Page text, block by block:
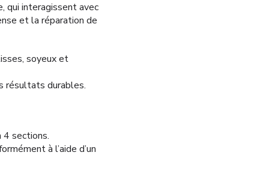
qui interagissent avec
et la réparation de
soyeux et
résultats durables.
4 sections.
à l’aide d’un